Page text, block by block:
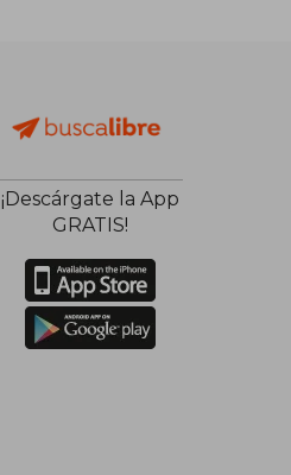
¡Descárgate la App
GRATIS!